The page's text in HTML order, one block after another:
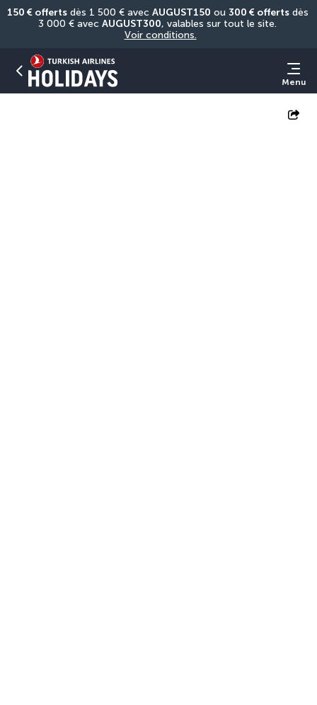
150 € offerts dès 1 500 € avec AUGUST150 ou 300 € offerts dès
3 000 € avec AUGUST300
Voir conditions.
Menu